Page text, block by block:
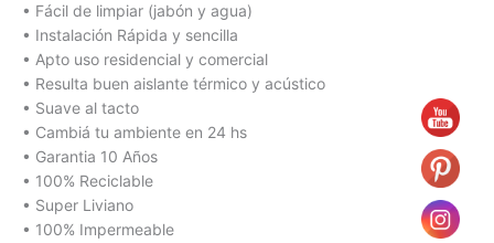
• Fácil de limpiar (jabón y agua)
• Instalación Rápida y sencilla
• Apto uso residencial y comercial
• Resulta buen aislante térmico y acústico
• Suave al tacto
• Cambiá tu ambiente en 24 hs
• Garantia 10 Años
• 100% Reciclable
• Super Liviano
• 100% Impermeable